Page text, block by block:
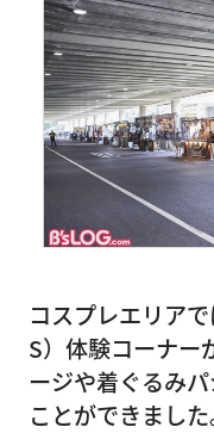
コスプレエリア
S）体験コーナー
ージや着ぐるみ
ことができました